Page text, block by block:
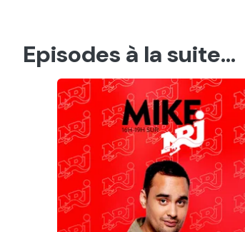
Episodes à la suite...